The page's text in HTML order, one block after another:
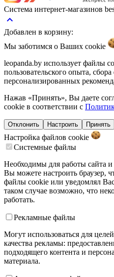
Система интернет-магазинов
keyboard_arrow_up
Добавлен в корзину:
Мы заботимся о Ваших cookie
leopanda.by использует файлы
пользовательского опыта,
персонализированных
Нажав «Принять», Вы даете
cookie в соответствии с
Отклонить Настроить Принять
Настройка файлов cookie
Системные файлы
Необходимы для работы сайта
Вы можете настроить браузер,
файлы cookie или уведомлял
таком случае возможно, что
работать.
Рекламные файлы
Могут использоваться для
качества рекламы:
подходящего контента и
материала.